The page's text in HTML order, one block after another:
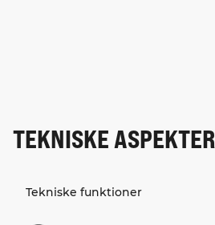
TEKNISKE ASPEKTER
Tekniske funktioner